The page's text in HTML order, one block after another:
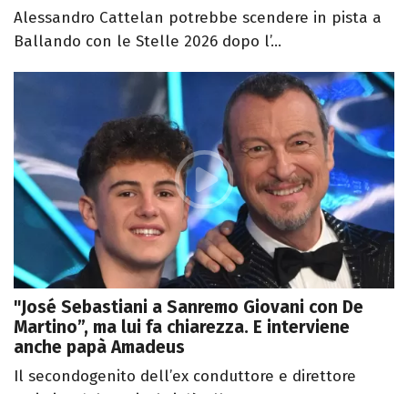
Alessandro Cattelan potrebbe scendere in pista a
Ballando con le Stelle 2026 dopo l’...
"José Sebastiani a Sanremo Giovani con De
Martino”, ma lui fa chiarezza. E interviene
anche papà Amadeus
Il secondogenito dell’ex conduttore e direttore